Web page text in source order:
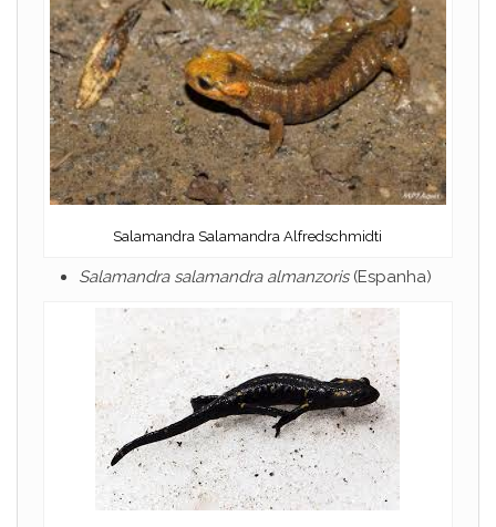
Salamandra Salamandra Alfredschmidti
Salamandra salamandra almanzoris(Espanha)